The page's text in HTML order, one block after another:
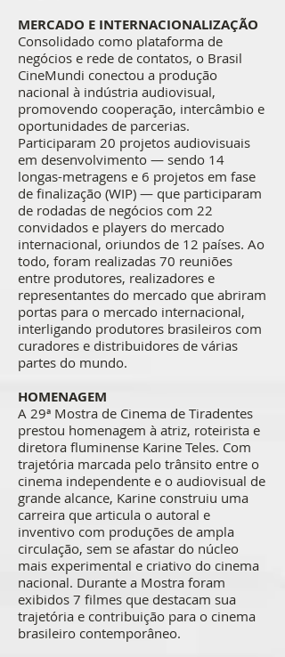
MERCADO E INTERNACIONALIZAÇÃO
Consolidado como plataforma de
negócios e rede de contatos, o Brasil
CineMundi conectou a produção
nacional à indústria audiovisual,
promovendo cooperação, intercâmbio e
oportunidades de parcerias.
Participaram 20 projetos audiovisuais
em desenvolvimento — sendo 14
longas-metragens e 6 projetos em fase
de finalização (WIP) — que participaram
de rodadas de negócios com 22
convidados e players do mercado
internacional, oriundos de 12 países. Ao
todo, foram realizadas 70 reuniões
entre produtores, realizadores e
representantes do mercado que abriram
portas para o mercado internacional,
interligando produtores brasileiros com
curadores e distribuidores de várias
partes do mundo.
HOMENAGEM
A 29ª Mostra de Cinema de Tiradentes
prestou homenagem à atriz, roteirista e
diretora fluminense Karine Teles. Com
trajetória marcada pelo trânsito entre o
cinema independente e o audiovisual de
grande alcance, Karine construiu uma
carreira que articula o autoral e
inventivo com produções de ampla
circulação, sem se afastar do núcleo
mais experimental e criativo do cinema
nacional. Durante a Mostra foram
exibidos 7 filmes que destacam sua
trajetória e contribuição para o cinema
brasileiro contemporâneo.